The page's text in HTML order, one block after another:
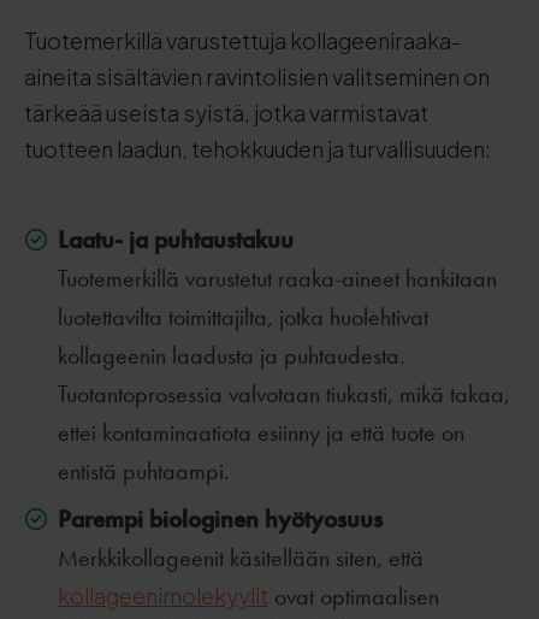
Tuotemerkillä varustettuja kollageeniraaka-
aineita sisältävien ravintolisien valitseminen on
tärkeää useista syistä, jotka varmistavat
tuotteen laadun, tehokkuuden ja turvallisuuden:
Laatu- ja puhtaustakuu
Tuotemerkillä varustetut raaka-aineet hankitaan
luotettavilta toimittajilta, jotka huolehtivat
kollageenin laadusta ja puhtaudesta.
Tuotantoprosessia valvotaan tiukasti, mikä takaa,
ettei kontaminaatiota esiinny ja että tuote on
entistä puhtaampi.
Parempi biologinen hyötyosuus
Merkkikollageenit käsitellään siten, että
kollageenimolekyylit ovat optimaalisen